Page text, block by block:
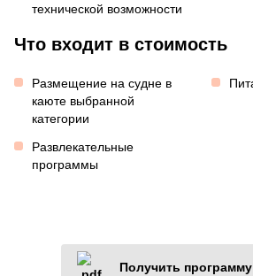
технической возможности
Что входит в стоимость
Размещение на судне в
каюте выбранной
категории
Развлекательные
программы
Получить